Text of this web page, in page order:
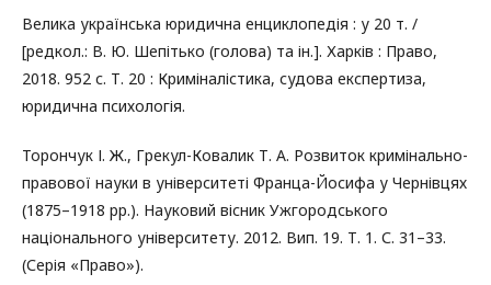
Велика українська юридична енциклопедія : у 20 т. /
[редкол.: В. Ю. Шепітько (голова) та ін.]. Харків : Право,
2018. 952 с. Т. 20 : Криміналістика, судова експертиза,
юридична психологія.
Торончук І. Ж., Грекул-Ковалик Т. А. Розвиток кримінально-
правової науки в університеті Франца-Йосифа у Чернівцях
(1875–1918 рр.). Науковий вісник Ужгородського
національного університету. 2012. Вип. 19. Т. 1. С. 31–33.
(Серія «Право»).